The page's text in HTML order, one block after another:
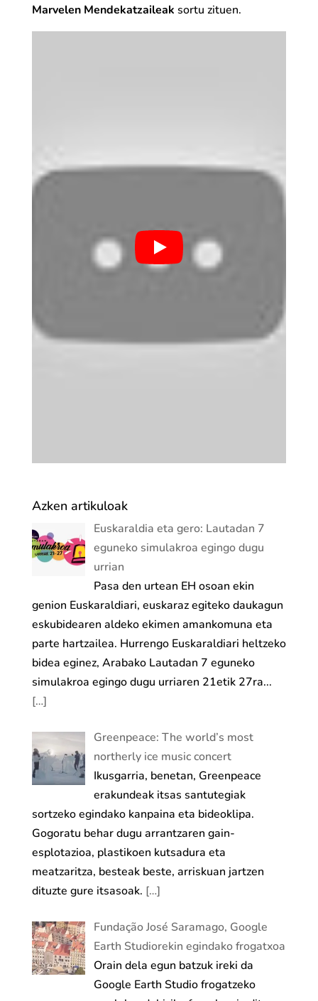
Marvelen Mendekatzaileak sortu zituen.
Azken artikuloak
Euskaraldia eta gero: Lautadan 7
eguneko simulakroa egingo dugu
urrian
Pasa den urtean EH osoan ekin
genion Euskaraldiari, euskaraz egiteko daukagun
eskubidearen aldeko ekimen amankomuna eta
parte hartzailea. Hurrengo Euskaraldiari heltzeko
bidea eginez, Arabako Lautadan 7 eguneko
simulakroa egingo dugu urriaren 21etik 27ra...
[…]
Greenpeace: The world’s most
northerly ice music concert
Ikusgarria, benetan, Greenpeace
erakundeak itsas santutegiak
sortzeko egindako kanpaina eta bideoklipa.
Gogoratu behar dugu arrantzaren gain-
esplotazioa, plastikoen kutsadura eta
meatzaritza, besteak beste, arriskuan jartzen
dituzte gure itsasoak. […]
Fundação José Saramago, Google
Earth Studiorekin egindako frogatxoa
Orain dela egun batzuk ireki da
Google Earth Studio frogatzeko